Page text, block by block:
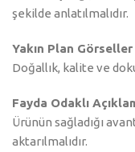
şekilde anlatılmalıdır.
Yakın Plan Görseller
Doğallık, kalite ve
Fayda Odaklı
Ürünün sağladığı
aktarılmalıdır.